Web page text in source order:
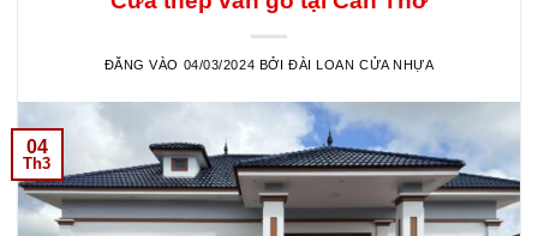
ĐĂNG VÀO 04/03/2024 BỞI ĐÀI LOAN CỬA NHỰA
04
Th3